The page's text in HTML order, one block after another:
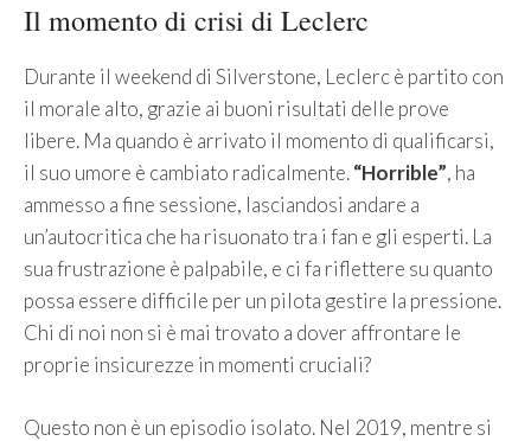
Il momento di crisi di Leclerc
Durante il weekend di Silverstone, Leclerc è partito con
il morale alto, grazie ai buoni risultati delle prove
libere. Ma quando è arrivato il momento di qualificarsi,
il suo umore è cambiato radicalmente.“Horrible”, ha
ammesso a fine sessione, lasciandosi andare a
un’autocritica che ha risuonato tra i fan e gli esperti. La
sua frustrazione è palpabile, e ci fa riflettere su quanto
possa essere difficile per un pilota gestire la pressione.
Chi di noi non si è mai trovato a dover affrontare le
proprie insicurezze in momenti cruciali?
Questo non è un episodio isolato. Nel 2019, mentre si